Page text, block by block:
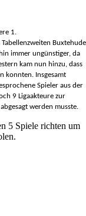
1.
Buxtehude
immer ungünstiger, da
kam nun hinzu, dass
konnten. Insgesamt
Spieler aus der
9 Ligaakteure zur
werden musste.
5 Spiele richten um